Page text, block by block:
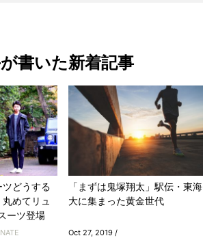
書いた新着記事
どうする
めてリュ
ーツ登場
「まずは鬼塚翔太」駅伝・東海
大に集まった黄金世代
Oct 27, 2019 /